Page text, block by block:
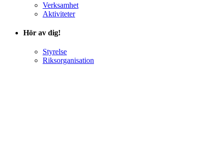
Verksamhet
Aktiviteter
Hör av dig!
Styrelse
Riksorganisation